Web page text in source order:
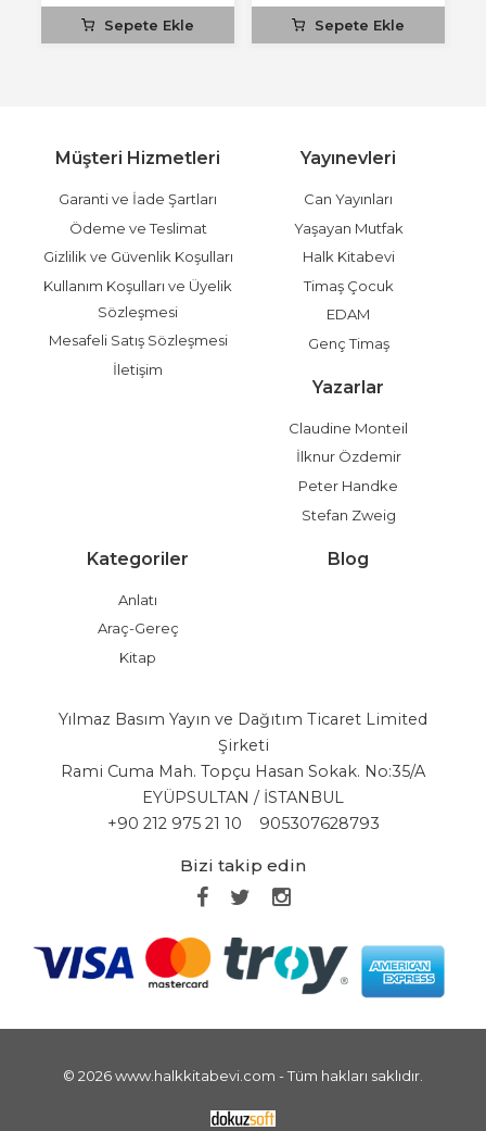
Sepete Ekle Sepete Ekle
Müşteri Hizmetleri
Garanti ve İade Şartları
Ödeme ve Teslimat
Gizlilik ve Güvenlik Koşulları
Kullanım Koşulları ve Üyelik
Sözleşmesi
Mesafeli Satış Sözleşmesi
İletişim
Yayınevleri
Can Yayınları
Yaşayan Mutfak
Halk Kitabevi
Timaş Çocuk
EDAM
Genç Timaş
Yazarlar
Claudine Monteil
İlknur Özdemir
Peter Handke
Stefan Zweig
Kategoriler
Anlatı
Araç-Gereç
Kitap
Blog
Yılmaz Basım Yayın ve Dağıtım Ticaret Limited
Şirketi
Rami Cuma Mah. Topçu Hasan Sokak. No:35/A
EYÜPSULTAN / İSTANBUL
+90 212 975 21 10
905307628793
Bizi takip edin
© 2026 www.halkkitabevi.com - Tüm hakları saklıdır.